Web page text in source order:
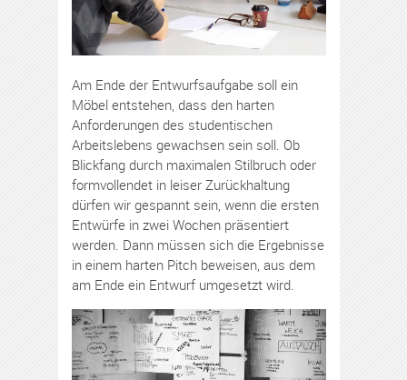
Am Ende der Entwurfsaufgabe soll ein
Möbel entstehen, dass den harten
Anforderungen des studentischen
Arbeitslebens gewachsen sein soll. Ob
Blickfang durch maximalen Stilbruch oder
formvollendet in leiser Zurückhaltung
dürfen wir gespannt sein, wenn die ersten
Entwürfe in zwei Wochen präsentiert
werden. Dann müssen sich die Ergebnisse
in einem harten Pitch beweisen, aus dem
am Ende ein Entwurf umgesetzt wird.